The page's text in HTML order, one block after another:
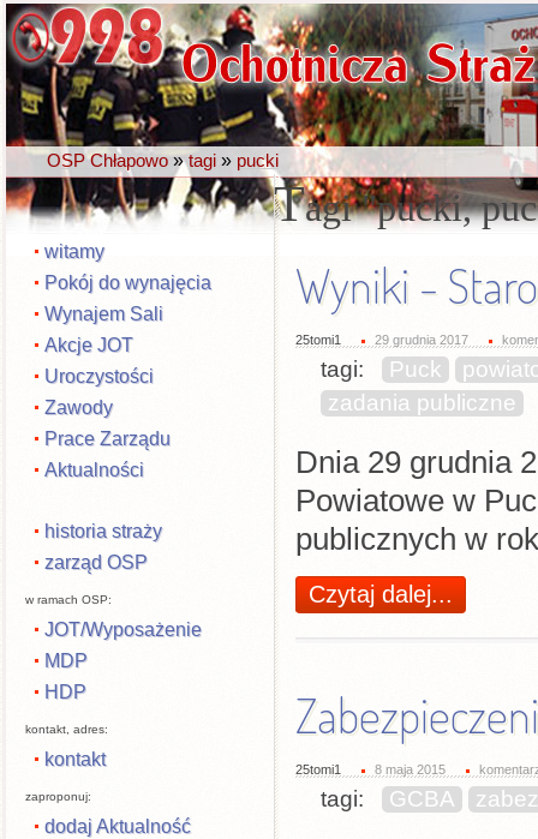
OSP Chłapowo » tagi » pucki
witamy
Pokój do wynajęcia
Wynajem Sali
Akcje JOT
Uroczystości
Zawody
Prace Zarządu
Aktualności
historia straży
zarząd OSP
w ramach OSP:
JOT/Wyposażenie
MDP
HDP
kontakt, adres:
kontakt
zaproponuj:
dodaj Aktualność
Tagi pucki,
Wyniki -
25tomi1 29 grudnia 2017
tagi: Puck
zadania publiczne
Dnia 29 grudnia
Powiatowe w
publicznych w
Czytaj dalej...
25tomi1 8 maja 2015
tagi: GCBA